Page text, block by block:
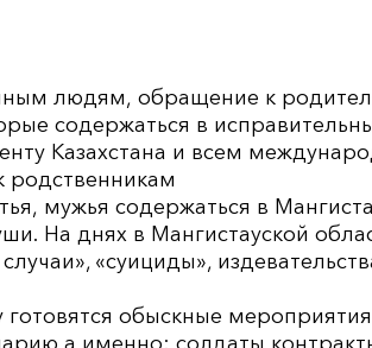
людям, обращение к
содержаться в
Казахстана и всем
родственникам
мужья содержаться в
На днях в Мангистауской
«суициды»,
готовятся обыскные
а именно: солдаты